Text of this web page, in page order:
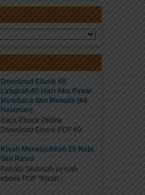
Download Ebook 60
Langkah 60 Hari Aku Pintar
Membaca dan Menulis (64
Halaman)
Baca Ebook Online
Download Ebook PDF 60...
Kisah Menakjubkan 25 Nabi
dan Rasul
Pahala Sedekah jariyah
ebook PDF “Kisah...